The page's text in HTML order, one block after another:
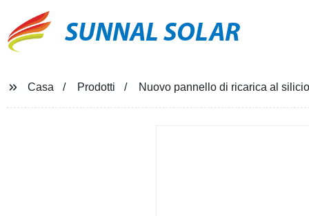
SUNNAL SOLAR
Casa Prodotti Nuovo pannello di ricarica al